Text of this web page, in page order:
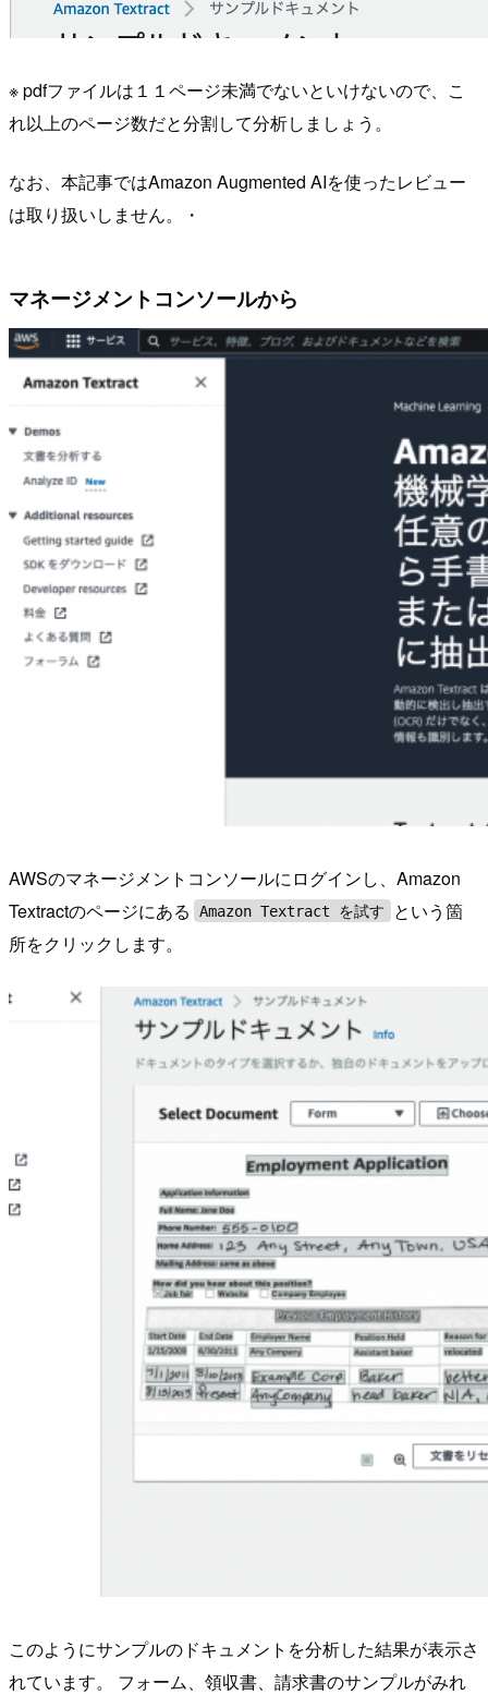
※ pdfファイルは１１ページ未満でないといけないので、こ
れ以上のページ数だと分割して分析しましょう。
なお、本記事ではAmazon Augmented AIを使ったレビュー
は取り扱いしません。・
マネージメントコンソールから
AWSのマネージメントコンソールにログインし、Amazon
Textractのページにある
Amazon Textract を試す
という箇
所をクリックします。
このようにサンプルのドキュメントを分析した結果が表示さ
れています。 フォーム、領収書、請求書のサンプルがみれ